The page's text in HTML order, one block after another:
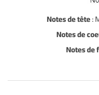
Notes de tête:
Notes de
Notes de